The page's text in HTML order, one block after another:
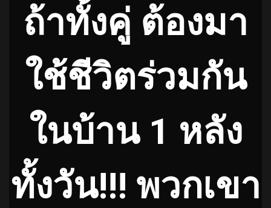
ถ้าทั้งคู่ ต้องมา
ใช้ชีวิตร่วมกัน
ในบ้าน 1 หลัง
ทั้งวัน!!! พวกเขา